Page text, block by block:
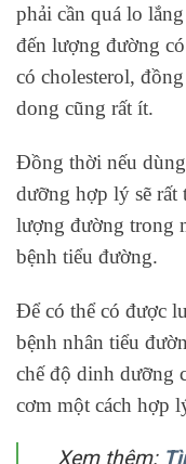
phải cần quá lo
đến lượng đường
có cholesterol,
dong cũng rất ít.
Đồng thời nếu
dưỡng hợp lý sẽ rất
lượng đường trong
bệnh tiểu đường.
Để có thể có được
bệnh nhân tiểu
chế độ dinh dưỡng
cơm một cách hợp
Xem thêm: